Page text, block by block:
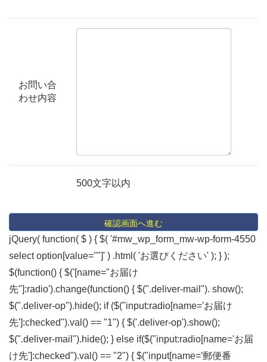
お問い合
わせ内容
500文字以内
jQuery( function( $ ) { $( '#mw_wp_form_mw-wp-form-4550
select option[value=""]' ) .html( 'お選びください' ); } );
$(function() { $('[name="お届け
先"]:radio').change(function() { $(".deliver-mail"). show();
$(".deliver-op").hide(); if ($("input:radio[name='お届け
先']:checked").val() == "1") { $('.deliver-op').show();
$(".deliver-mail").hide(); } else if($("input:radio[name='お届
け先']:checked").val() == "2") { $("input[name='郵便番